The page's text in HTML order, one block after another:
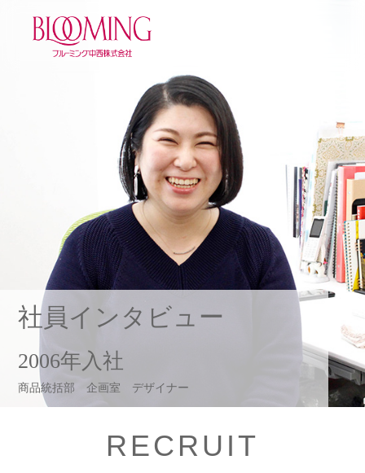
社員インタビュー
2006年入社
商品統括部 企画室 デザイナー
RECRUIT